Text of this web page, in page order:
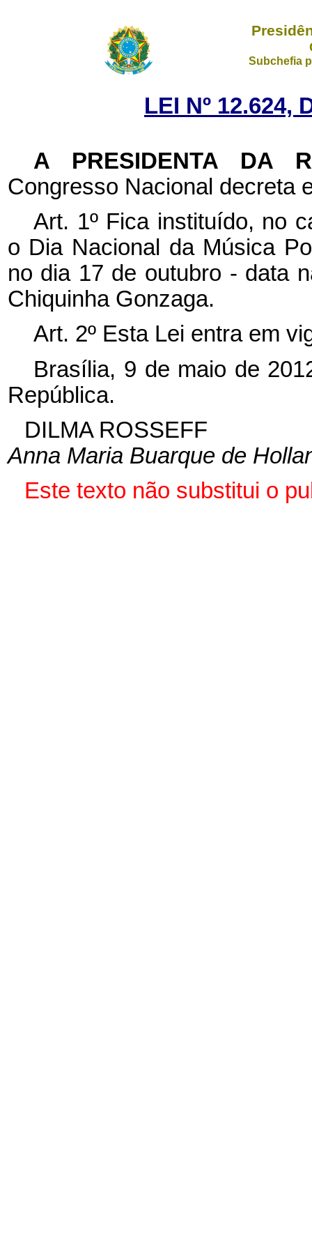
Subchefia
LEI Nº 12.624,
A PRESIDENTA DA
Congresso Nacional decreta
Art. 1º Fica instituído, no
o Dia Nacional da Música
no dia 17 de outubro - data
Chiquinha Gonzaga.
Art. 2º Esta Lei entra em
Brasília, 9 de maio de
República.
DILMA ROSSEFF
Anna Maria Buarque de
Este texto não substitui o